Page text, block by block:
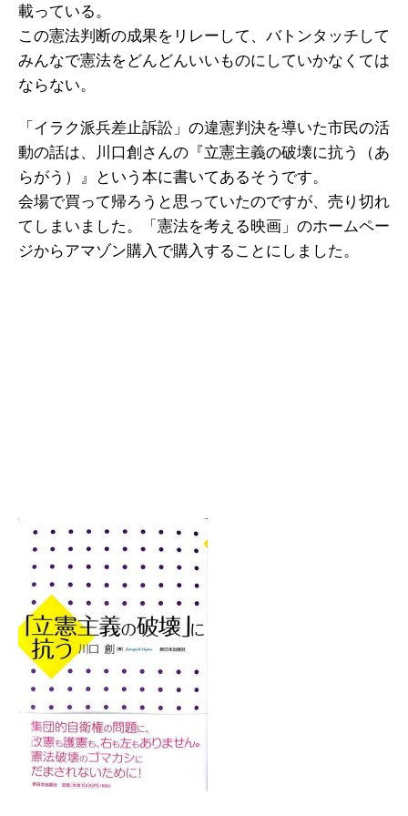
載っている。
この憲法判断の成果をリレーして、バトンタッチして
みんなで憲法をどんどんいいものにしていかなくては
ならない。
「イラク派兵差止訴訟」の違憲判決を導いた市民の活
動の話は、川口創さんの『立憲主義の破壊に抗う（あ
らがう）』という本に書いてあるそうです。
会場で買って帰ろうと思っていたのですが、売り切れ
てしまいました。「憲法を考える映画」のホームペー
ジからアマゾン購入で購入することにしました。